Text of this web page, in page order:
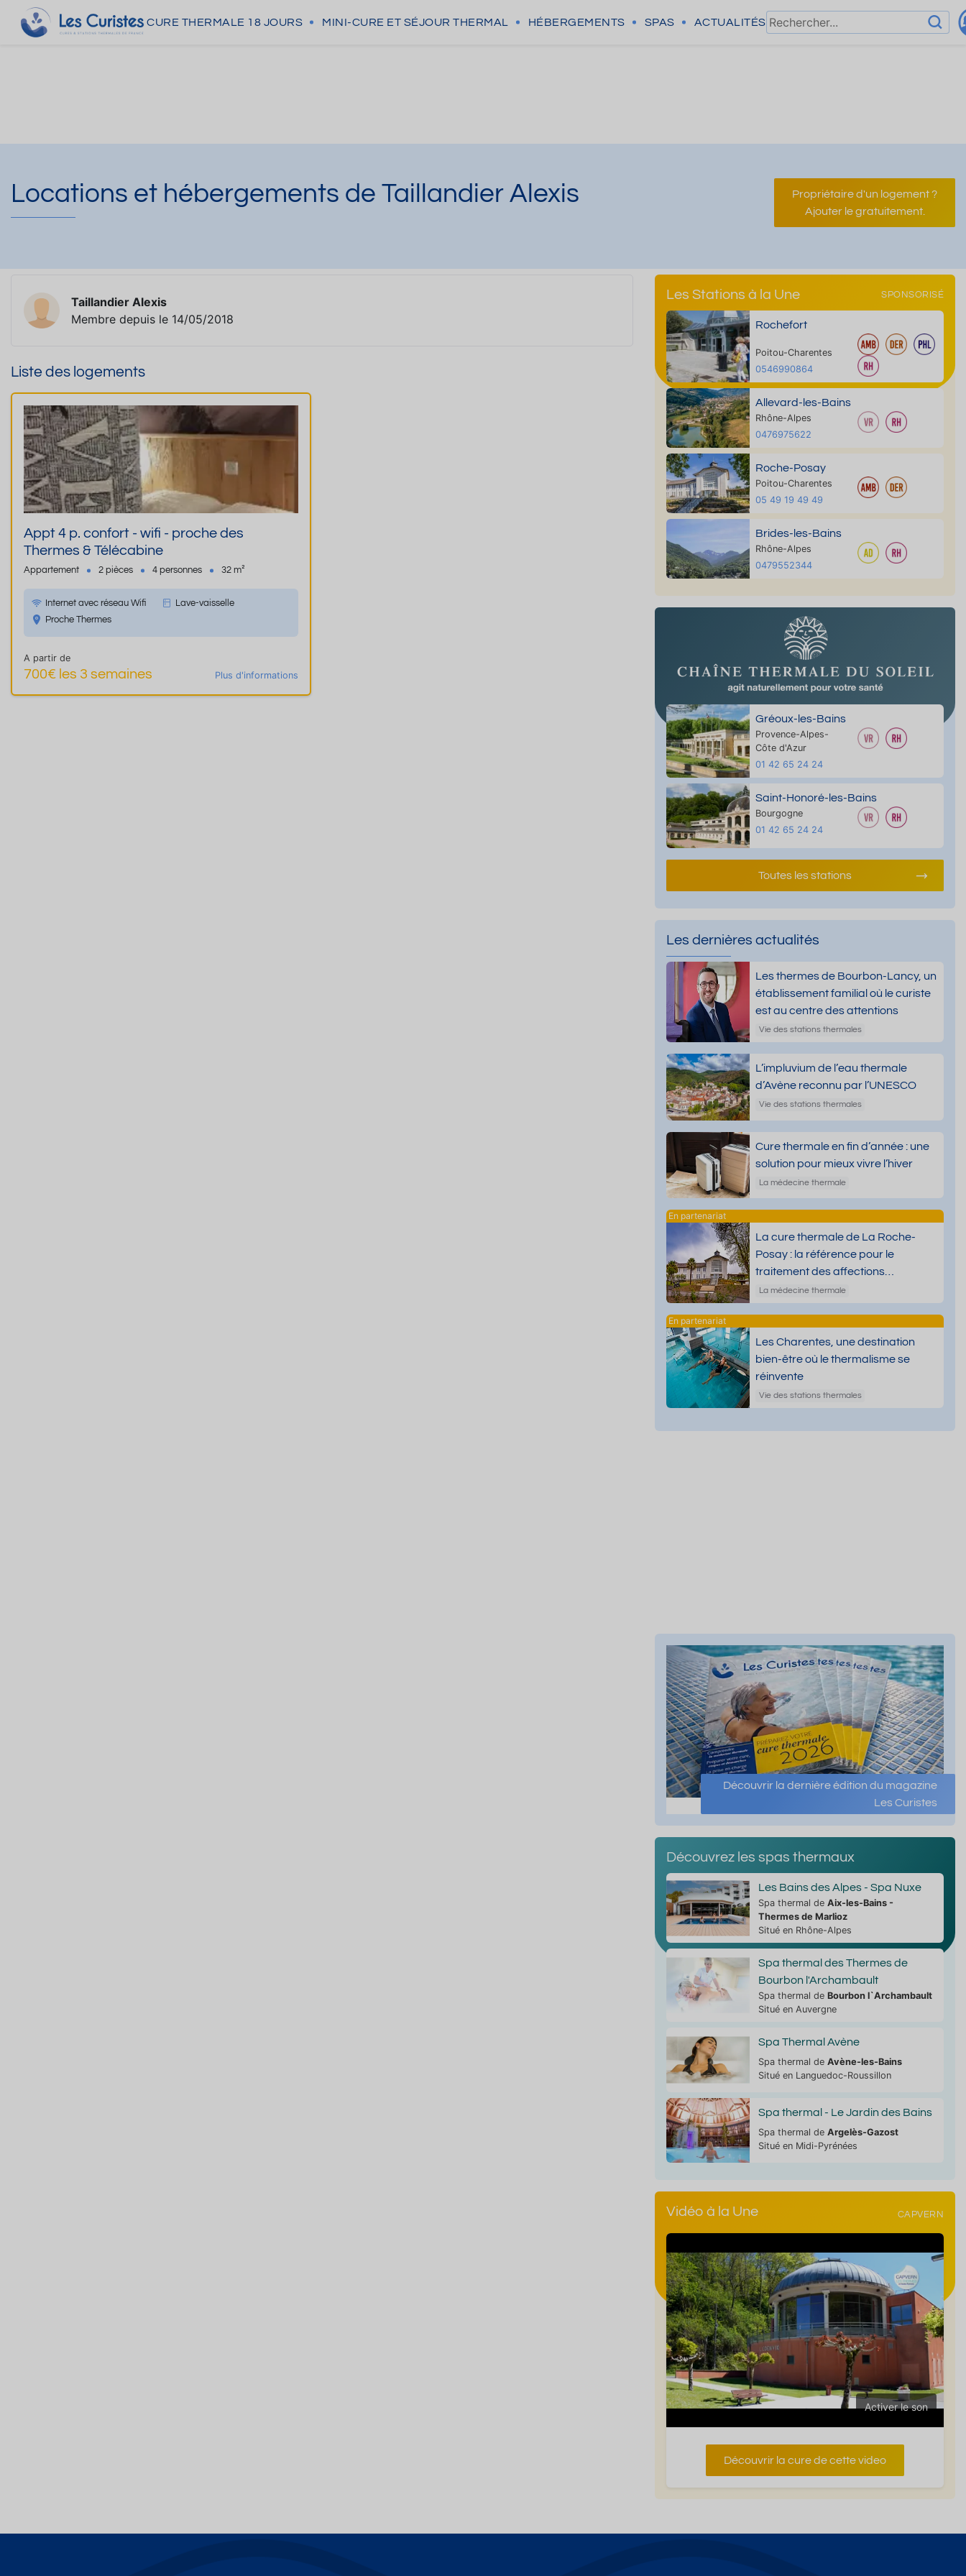
CURE THERMALE 18 JOURS MINI-CURE ET SÉJOUR THERMAL HÉBERGEMENTS SPAS ACTUALITÉS
Locations et hébergements de Taillandier Alexis
Propriétaire d'un logement ?
Ajouter le gratuitement.
Taillandier Alexis
Membre depuis le 14/05/2018
Liste des logements
Appt 4 p. confort - wifi - proche des
Thermes & Télécabine
Appartement 2 pièces 4 personnes 32 m²
Internet avec réseau Wifi
Lave-vaisselle
Proche Thermes
A partir de
700€ les 3 semaines Plus d'informations
Les Stations à la Une SPONSORISÉ
Rochefort
Poitou-Charentes
0546990864
Allevard-les-Bains
Rhône-Alpes
0476975622
Roche-Posay
Poitou-Charentes
05 49 19 49 49
Brides-les-Bains
Rhône-Alpes
0479552344
Gréoux-les-Bains
Provence-Alpes-
Côte d'Azur
01 42 65 24 24
Saint-Honoré-les-Bains
Bourgogne
01 42 65 24 24
Toutes les stations
Les dernières actualités
Les thermes de Bourbon-Lancy, un
établissement familial où le curiste
est au centre des attentions
Vie des stations thermales
L’impluvium de l’eau thermale
d’Avène reconnu par l’UNESCO
Vie des stations thermales
Cure thermale en fin d’année : une
solution pour mieux vivre l’hiver
La médecine thermale
La cure thermale de La Roche-
Posay : la référence pour le
traitement des affections
dermatologiques
La médecine thermale
Les Charentes, une destination
bien-être où le thermalisme se
réinvente
Vie des stations thermales
Découvrir la dernière édition du magazine
Les Curistes
Découvrez les spas thermaux
Les Bains des Alpes - Spa Nuxe
Spa thermal de Aix-les-Bains -
Thermes de Marlioz
Situé en Rhône-Alpes
Spa thermal des Thermes de
Bourbon l'Archambault
Spa thermal de Bourbon l`Archambault
Situé en Auvergne
Spa Thermal Avène
Spa thermal de Avène-les-Bains
Situé en Languedoc-Roussillon
Spa thermal - Le Jardin des Bains
Spa thermal de Argelès-Gazost
Situé en Midi-Pyrénées
Vidéo à la Une CAPVERN
Activer le son
Découvrir la cure de cette video